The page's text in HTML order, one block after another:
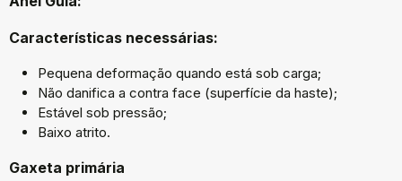
Características necessárias:
Pequena deformação quando está sob carga;
Não danifica a contra face (superfície da haste);
Estável sob pressão;
Baixo atrito.
Gaxeta primária